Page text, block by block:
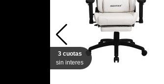
3 cuotas
sin interes